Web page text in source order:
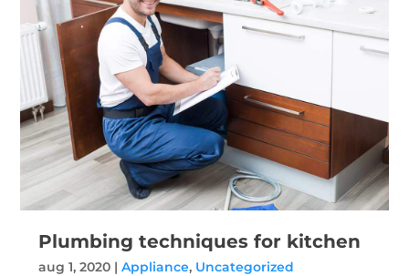
Plumbing techniques for kitchen
aug 1, 2020 |Appliance, Uncategorized